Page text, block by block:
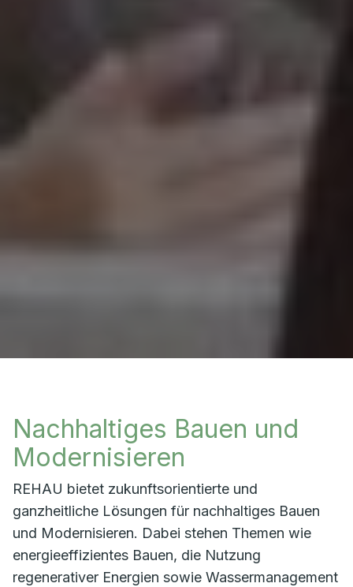
Nachhaltiges Bauen und
Modernisieren
REHAU bietet zukunftsorientierte und
ganzheitliche Lösungen für nachhaltiges Bauen
und Modernisieren. Dabei stehen Themen wie
energieeffizientes Bauen, die Nutzung
regenerativer Energien sowie Wassermanagement